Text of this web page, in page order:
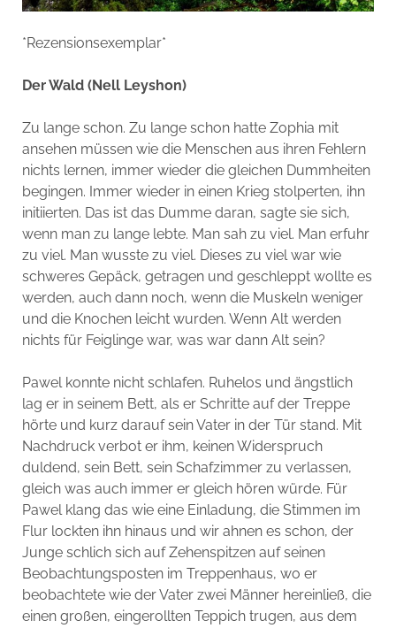
*Rezensionsexemplar*
Der Wald (Nell Leyshon)
Zu lange schon. Zu lange schon hatte Zophia mit
ansehen müssen wie die Menschen aus ihren Fehlern
nichts lernen, immer wieder die gleichen Dummheiten
begingen. Immer wieder in einen Krieg stolperten, ihn
initiierten. Das ist das Dumme daran, sagte sie sich,
wenn man zu lange lebte. Man sah zu viel. Man erfuhr
zu viel. Man wusste zu viel. Dieses zu viel war wie
schweres Gepäck, getragen und geschleppt wollte es
werden, auch dann noch, wenn die Muskeln weniger
und die Knochen leicht wurden. Wenn Alt werden
nichts für Feiglinge war, was war dann Alt sein?
Pawel konnte nicht schlafen. Ruhelos und ängstlich
lag er in seinem Bett, als er Schritte auf der Treppe
hörte und kurz darauf sein Vater in der Tür stand. Mit
Nachdruck verbot er ihm, keinen Widerspruch
duldend, sein Bett, sein Schafzimmer zu verlassen,
gleich was auch immer er gleich hören würde. Für
Pawel klang das wie eine Einladung, die Stimmen im
Flur lockten ihn hinaus und wir ahnen es schon, der
Junge schlich sich auf Zehenspitzen auf seinen
Beobachtungsposten im Treppenhaus, wo er
beobachtete wie der Vater zwei Männer hereinließ, die
einen großen, eingerollten Teppich trugen, aus dem